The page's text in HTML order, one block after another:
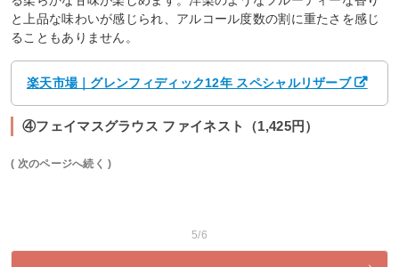
と上品な味わいが感じられ、アルコール度数の割に重たさを感じ
ることもありません。
楽天市場｜グレンフィディック12年 スペシャルリザーブ
④フェイマスグラウス ファイネスト（1,425円）
( 次のページへ続く )
5/6